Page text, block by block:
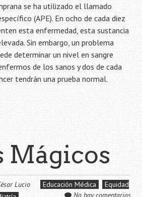
se ha utilizado el llamado
(APE). En ocho de cada diez
esta enfermedad, esta sustancia
Sin embargo, un problema
determinar un nivel en sangre
de los sanos y dos de cada
tendrán una prueba normal.
Mágicos
Lucio Educación Médica
Equidad
No hay comentarios